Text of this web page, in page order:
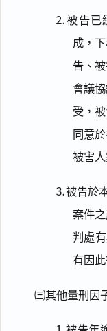
⒉被告已
成，
告、
會議
受，
同意
被害
⒊被告於
案件
判處
有因
㈢其他量刑因